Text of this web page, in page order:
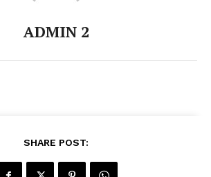
ADMIN 2
SHARE POST: